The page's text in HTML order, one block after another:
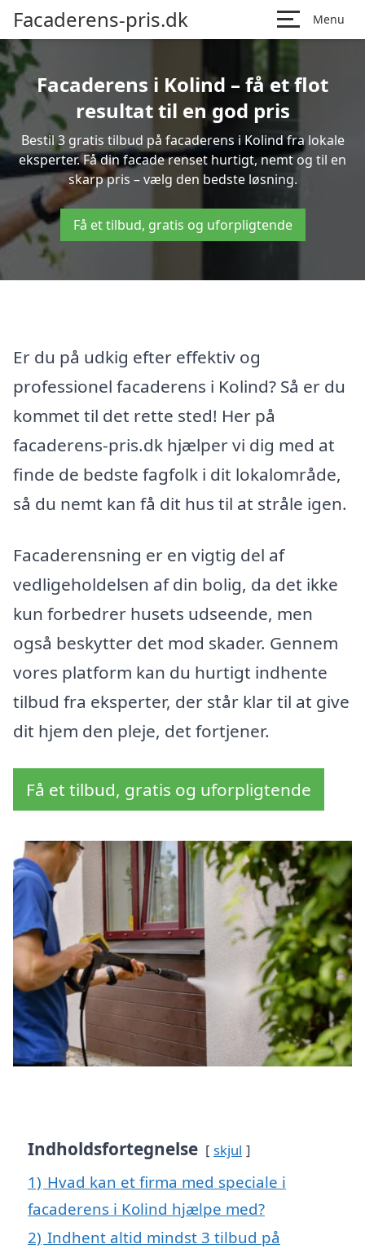
Facaderens-pris.dk Menu
Facaderens i Kolind – få et flot
resultat til en god pris
Bestil 3 gratis tilbud på facaderens i Kolind fra lokale
eksperter. Få din facade renset hurtigt, nemt og til en
skarp pris – vælg den bedste løsning.
Få et tilbud, gratis og uforpligtende
Er du på udkig efter effektiv og
professionel facaderens i Kolind? Så er du
kommet til det rette sted! Her på
facaderens-pris.dk hjælper vi dig med at
finde de bedste fagfolk i dit lokalområde,
så du nemt kan få dit hus til at stråle igen.
Facaderensning er en vigtig del af
vedligeholdelsen af din bolig, da det ikke
kun forbedrer husets udseende, men
også beskytter det mod skader. Gennem
vores platform kan du hurtigt indhente
tilbud fra eksperter, der står klar til at give
dit hjem den pleje, det fortjener.
Få et tilbud, gratis og uforpligtende
Indholdsfortegnelse skjul
1) Hvad kan et firma med speciale i
facaderens i Kolind hjælpe med?
2) Indhent altid mindst 3 tilbud på